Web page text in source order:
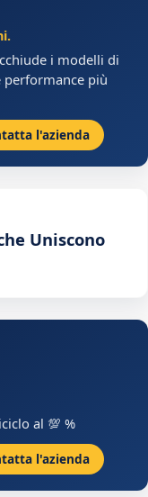
i modelli di
performance più
l'azienda
Uniscono
al 💯 %
l'azienda